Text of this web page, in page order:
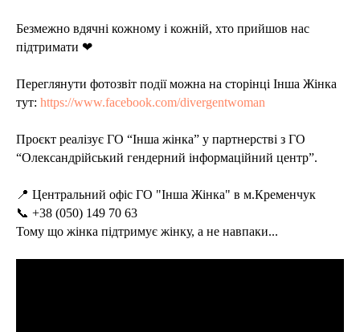
Безмежно вдячні кожному і кожній, хто прийшов нас
підтримати ❤
Переглянути фотозвіт події можна на сторінці Інша Жінка
тут: https://www.facebook.com/divergentwoman
Проєкт реалізує ГО “Інша жінка” у партнерстві з ГО
“Олександрійський гендерний інформаційний центр”.
📍 Центральний офіс ГО "Інша Жінка" в м.Кременчук
📞 +38 (050) 149 70 63
Тому що жінка підтримує жінку, а не навпаки...